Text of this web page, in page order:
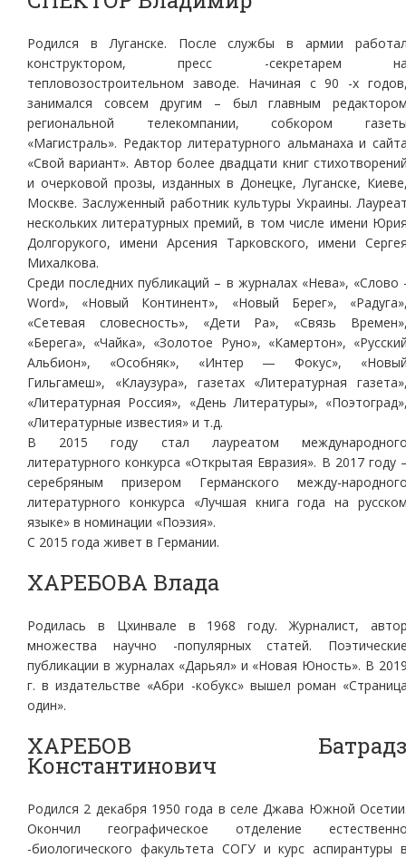
Родился в Луганске. После службы в армии
конструктором, пресс -секретарем
тепловозостроительном заводе. Начиная с 90 -х
занимался совсем другим – был главным
региональной телекомпании, собкором
«Магистраль». Редактор литературного альманаха и
«Свой вариант». Автор более двадцати книг
и очерковой прозы, изданных в Донецке, Луганске,
Москве. Заслуженный работник культуры Украины.
нескольких литературных премий, в том числе имени
Долгорукого, имени Арсения Тарковского, имени
Михалкова.
Среди последних публикаций – в журналах «Нева», «Слово
Word», «Новый Континент», «Новый Берег»,
«Сетевая словесность», «Дети Ра», «Связь
«Берега», «Чайка», «Золотое Руно», «Камертон»,
Альбион», «Особняк», «Интер — Фокус»,
Гильгамеш», «Клаузура», газетах «Литературная
«Литературная Россия», «День Литературы»,
«Литературные известия» и т.д.
В 2015 году стал лауреатом
литературного конкурса «Открытая Евразия». В 2017 году
серебряным призером Германского между-
литературного конкурса «Лучшая книга года на
языке» в номинации «Поэзия».
С 2015 года живет в Германии.
ХАРЕБОВА Влада
Родилась в Цхинвале в 1968 году. Журналист,
множества научно -популярных статей.
публикации в журналах «Дарьял» и «Новая Юность». В
г. в издательстве «Абри -кобукс» вышел роман
один».
ХАРЕБОВ
Константинович
Родился 2 декабря 1950 года в селе Джава Южной
Окончил географическое отделение
-биологического факультета СОГУ и курс аспирантуры